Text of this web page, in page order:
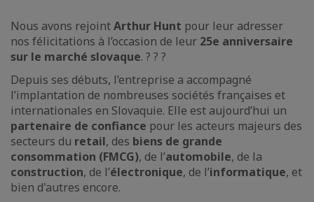
Nous avons rejointArthur Hunt pour leur adresser
nos félicitations à l’occasion de leur 25e anniversaire
sur le marché slovaque. ? ? ?
Depuis ses débuts, l’entreprise a accompagné
l’implantation de nombreuses sociétés françaises et
internationales en Slovaquie. Elle est aujourd’hui un
partenaire de confiance pour les acteurs majeurs des
secteurs du retail, des biens de grande
consommation (FMCG), de l’automobile, de la
construction, de l’électronique, de l’informatique, et
bien d'autres encore.